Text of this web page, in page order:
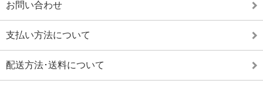
お問い合わせ
支払い方法について
配送方法･送料について